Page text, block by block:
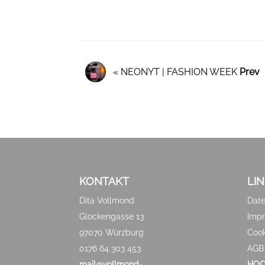
« NEONYT | FASHION WEEK Prev
KONTAKT
Dita Vollmond
Glockengasse 13
97070 Würzburg
0176 64 303 453
AGB